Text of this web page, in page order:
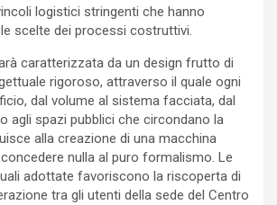
logistici stringenti che hanno
scelte dei processi costruttivi.
caratterizzata da un design frutto di
rigoroso, attraverso il quale ogni
dal volume al sistema facciata, dal
agli spazi pubblici che circondano la
alla creazione di una macchina
nulla al puro formalismo. Le
adottate favoriscono la riscoperta di
tra gli utenti della sede del Centro